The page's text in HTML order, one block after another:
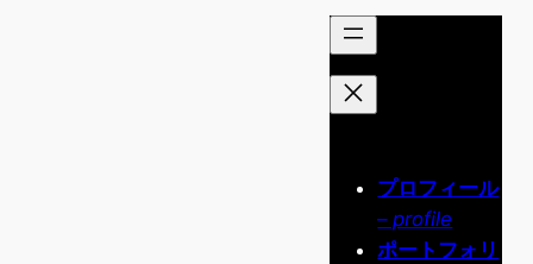
プロフィール
– profile
ポートフォリ